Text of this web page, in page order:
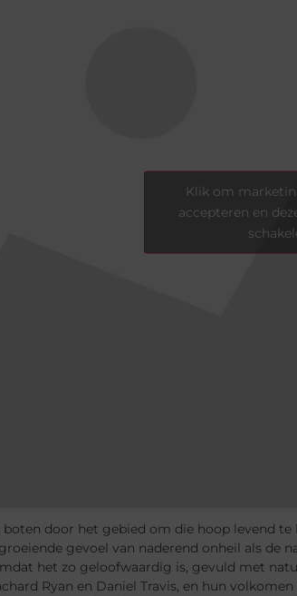
Klik om
accepteren en
door het gebied om die hoop levend
gevoel van naderend onheil als de
het zo geloofwaardig is, gevuld met
Ryan en Daniel Travis, en hun